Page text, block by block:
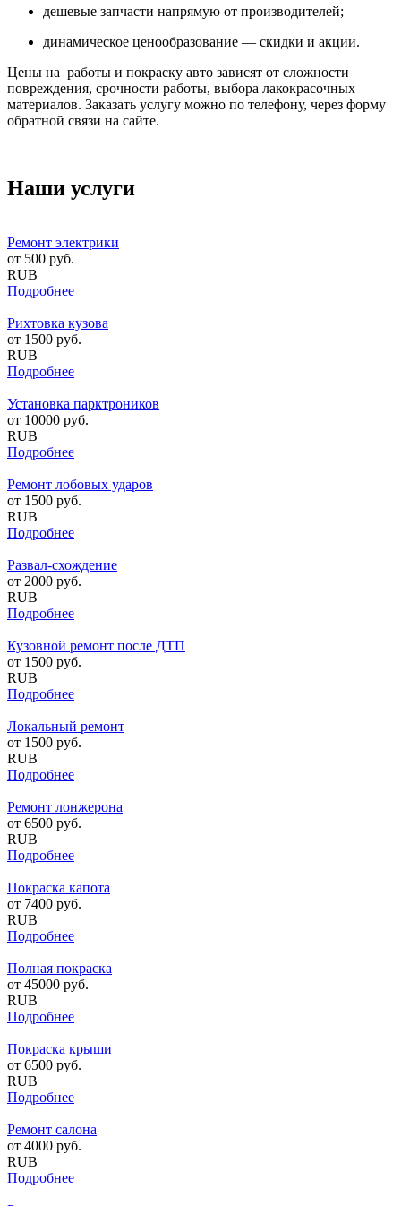
дешевые запчасти напрямую от производителей;
динамическое ценообразование — скидки и акции.
Цены на работы и покраску авто зависят от сложности
повреждения, срочности работы, выбора лакокрасочных
материалов. Заказать услугу можно по телефону, через форму
обратной связи на сайте.
Наши услуги
Ремонт электрики
от 500 руб.
RUB
Подробнее
Рихтовка кузова
от 1500 руб.
RUB
Подробнее
Установка парктроников
от 10000 руб.
RUB
Подробнее
Ремонт лобовых ударов
от 1500 руб.
RUB
Подробнее
Развал-схождение
от 2000 руб.
RUB
Подробнее
Кузовной ремонт после ДТП
от 1500 руб.
RUB
Подробнее
Локальный ремонт
от 1500 руб.
RUB
Подробнее
Ремонт лонжерона
от 6500 руб.
RUB
Подробнее
Покраска капота
от 7400 руб.
RUB
Подробнее
Полная покраска
от 45000 руб.
RUB
Подробнее
Покраска крыши
от 6500 руб.
RUB
Подробнее
Ремонт салона
от 4000 руб.
RUB
Подробнее